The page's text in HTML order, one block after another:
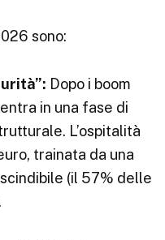
sono:
Dopo i boom
in una fase di
L’ospitalità
trainata da una
(il 57% delle